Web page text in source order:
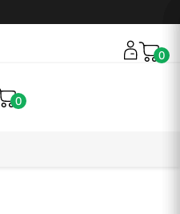
0
0